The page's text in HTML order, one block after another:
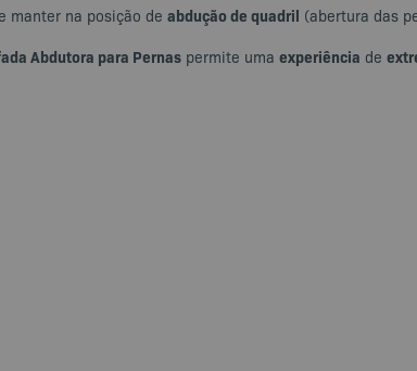
manter na posição de abdução de quadril (abertura das
Abdutora para Pernas permite uma experiência de